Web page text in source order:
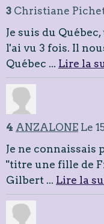
3 Christiane
Je suis du
l'ai vu 3 fois. Il
Québec ... Lire la
4 ANZALONE Le
Je ne connaissais
"titre une fille de
Gilbert ... Lire la